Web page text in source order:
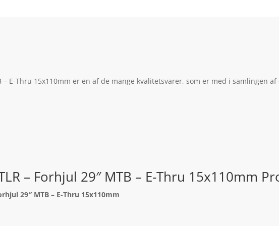
– E-Thru 15x110mm er en af de mange kvalitetsvarer, som er med i samlingen
– Forhjul 29″ MTB – E-Thru 15x110mm
29″ MTB – E-Thru 15x110mm